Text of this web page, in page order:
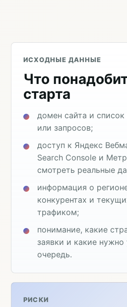
ИСХОДНЫЕ ДАННЫЕ
Что
старта
домен сайта и
или запросов;
доступ к Яндекс
Search Console и
смотреть реальные
информация о
конкурентах и
трафиком;
понимание, какие
заявки и какие
очередь.
РИСКИ